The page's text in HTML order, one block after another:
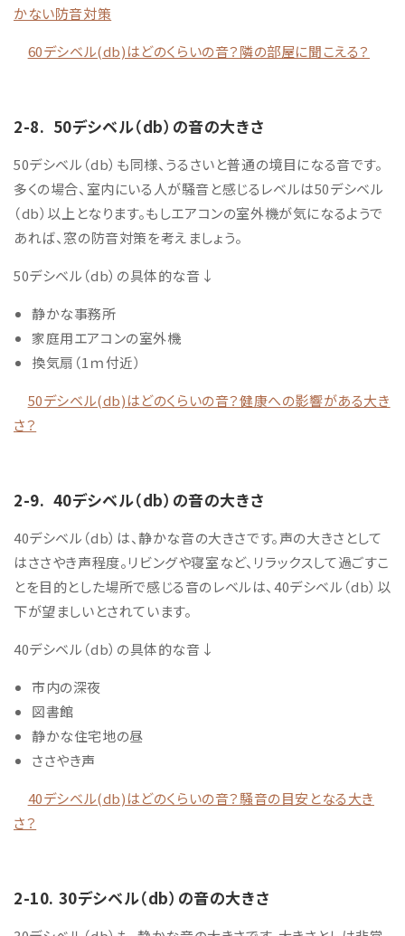
かない防音対策
60デシベル(db)はどのくらいの音？隣の部屋に聞こえる？
2-8. 50デシベル（db）の音の大きさ
50デシベル（db）も同様、うるさいと普通の境目になる音です。
多くの場合、室内にいる人が騒音と感じるレベルは50デシベル
（db）以上となります。もしエアコンの室外機が気になるようで
あれば、窓の防音対策を考えましょう。
50デシベル（db）の具体的な音↓
静かな事務所
家庭用エアコンの室外機
換気扇（1ｍ付近）
50デシベル(db)はどのくらいの音？健康への影響がある大き
さ？
2-9. 40デシベル（db）の音の大きさ
40デシベル （db）は、静かな音の大きさです。声の大きさとして
はささやき声程度。リビングや寝室など、リラックスして過ごすこ
とを目的とした場所で感じる音のレベルは、40デシベル（db）以
下が望ましいとされています。
40デシベル（db）の具体的な音↓
市内の深夜
図書館
静かな住宅地の昼
ささやき声
40デシベル(db)はどのくらいの音？騒音の目安となる大き
さ？
2-10. 30デシベル（db）の音の大きさ